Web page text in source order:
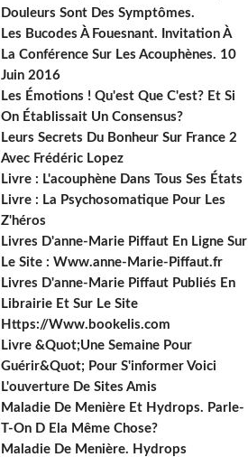
Douleurs Sont Des Symptômes.
Les Bucodes À Fouesnant. Invitation À
La Conférence Sur Les Acouphènes. 10
Juin 2016
Les Émotions ! Qu'est Que C'est? Et Si
On Établissait Un Consensus?
Leurs Secrets Du Bonheur Sur France 2
Avec Frédéric Lopez
Livre : L'acouphène Dans Tous Ses États
Livre : La Psychosomatique Pour Les
Z'héros
Livres D'anne-Marie Piffaut En Ligne Sur
Le Site : Www.anne-Marie-Piffaut.fr
Livres D'anne-Marie Piffaut Publiés En
Librairie Et Sur Le Site
Https://Www.bookelis.com
Livre &Quot;Une Semaine Pour
Guérir&Quot; Pour S'informer Voici
L'ouverture De Sites Amis
Maladie De Menière Et Hydrops. Parle-
T-On D Ela Même Chose?
Maladie De Menière. Hydrops